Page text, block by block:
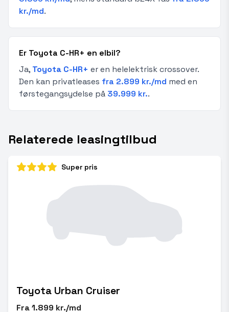
kr./md.
Er Toyota C-HR+ en elbil?
Ja, Toyota C-HR+ er en helelektrisk crossover.
Den kan privatleases fra 2.899 kr./md med en
førstegangsydelse på 39.999 kr..
Relaterede leasingtilbud
Super pris
Toyota Urban Cruiser
Fra 1.899 kr./md